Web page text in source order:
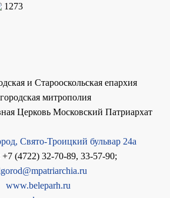
1273
и Старооскольская епархия
митрополия
Церковь Московский Патриархат
Свято-Троицкий бульвар 24а
+7 (4722) 32-70-89, 33-57-90;
www.beleparh.ru